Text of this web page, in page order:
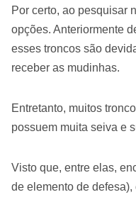
Por certo, ao pesquisar
opções. Anteriormente
esses troncos são
receber as mudinhas.
Entretanto, muitos
possuem muita seiva e
Visto que, entre elas,
de elemento de